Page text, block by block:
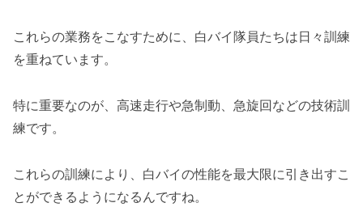
これらの業務をこなすために、白バイ隊員たちは日々訓練
を重ねています。
特に重要なのが、高速走行や急制動、急旋回などの技術訓
練です。
これらの訓練により、白バイの性能を最大限に引き出すこ
とができるようになるんですね。